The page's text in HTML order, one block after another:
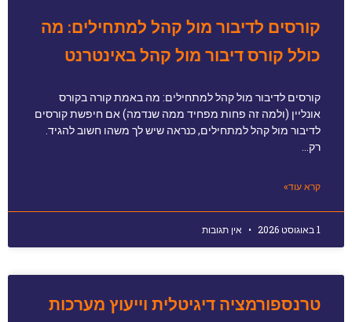
קורסים לדיבור מול קהל למתחילים: מה
כולל קורס דיבור מול קהל באינטרנט
קורסים לדיבור מול קהל למתחילים: מה באמת קורה בקורס
אונליין (ולמה זה פחות מפחיד ממה שנדמה) אם חיפשת קורסים
לדיבור מול קהל למתחילים, כנראה שיש לך משהו חשוב להגיד.
רק…
קרא עוד»
1 באוגוסט 2026 אין תגובות
טרנספורמציה דיגיטלית וייעוץ מערכות